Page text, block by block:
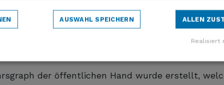
Mobilität werden mit einem integrierten
verlässlichen Datengrundlage läuft
um spezifische Eingaben zu machen
der öffentlichen Hand wurde erstellt,
AUSWAHL SPEICHERN ALLEN
Realisiert